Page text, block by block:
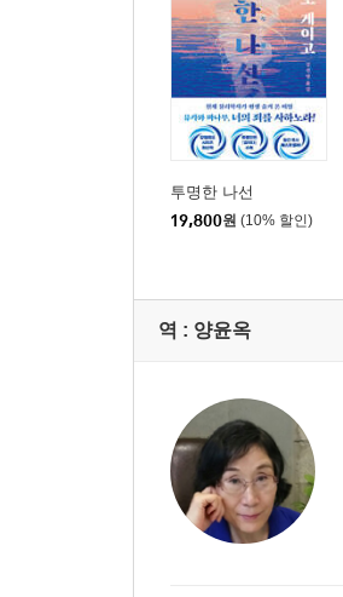
투명한 나선
19,800원 (10% 할인)
역 : 양윤옥